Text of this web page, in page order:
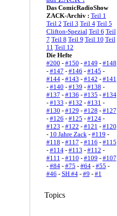
Das ComicRadioShow
ZACK-Archiv : Teil 1
Teil 2 Teil 3 Teil 4 Teil 5
Clifton-Spezial Teil 6 Teil
7 Teil 8 Teil 9 Teil 10 Teil
11 Teil 12
Die Hefte
#200 - #150 - #149 - #148
- #147 - #146 - #145 -
#144- #143 - #142 - #141
- #140 - #139 - #138 -
#137 - #136 - #135 - #134
- #133 - #132 - #131 -
#130 - #129 - #128 - #127
- #126 - #125 - #124-
#123 - #122 - #121 - #120
- 10 Jahre Zack- #119 -
#118 - #117 - #116 - #115
- #114- #113 - #112 -
#111 - #110 - #109 - #107
- #84- #75 - #64- #55 -
#46 - SH #4- #9 - #1
Topics